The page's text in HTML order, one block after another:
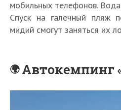
мобильных телефонов.
Спуск на галечный пляж
мидий смогут заняться их
Автокемпинг